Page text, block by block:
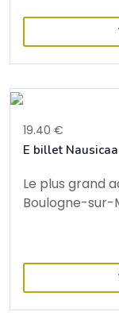
19.40 €
E billet
Le plus grand
Boulogne-sur-